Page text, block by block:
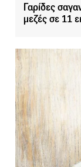
Γαρίδες
μεζές σε 11